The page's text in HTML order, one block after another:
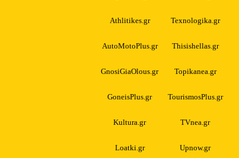
Athlitikes.gr Texnologika.gr
AutoMotoPlus.gr Thisishellas.gr
GnosiGiaOlous.gr Topikanea.gr
GoneisPlus.gr TourismosPlus.gr
Kultura.gr TVnea.gr
Loatki.gr Upnow.gr